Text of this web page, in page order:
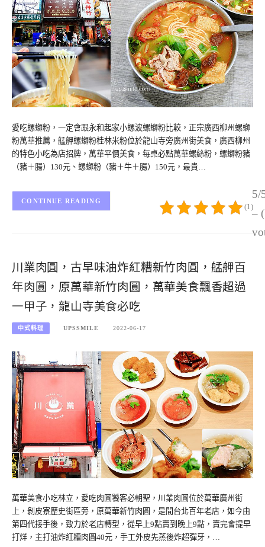
愛吃螺螄粉，一定會跟永和起家小螺波螺螄粉比較，正宗廣西柳州螺螄
粉萬華推薦，艋舺螺螄粉桂林米粉位於龍山寺旁廣州街美食，廣西柳州
的特色小吃為店招牌，萬華平價美食，每桌必點萬華螺絲粉，螺螄粉豬
（豬＋腸）130元、螺螄粉（豬＋牛＋腸）150元，最貴…
5/
–
(1)
CONTINUE READING
川業肉圓，古早味油炸紅糟新竹肉圓，艋舺百
年肉圓，原萬華新竹肉圓，萬華美食飄香超過
一甲子，龍山寺美食必吃
中式料理 UPSSMILE 2022-06-17
萬華美食小吃林立，愛吃肉圓饕客必朝聖，川業肉圓位於萬華廣州街
上，剝皮寮歷史街區旁，原萬華新竹肉圓，是間台北百年老店，如今由
第四代接手後，致力於老店轉型，從早上9點賣到晚上9點，賣完會提早
打烊，主打油炸紅糟肉圓40元，手工外皮先蒸後炸超彈牙，…